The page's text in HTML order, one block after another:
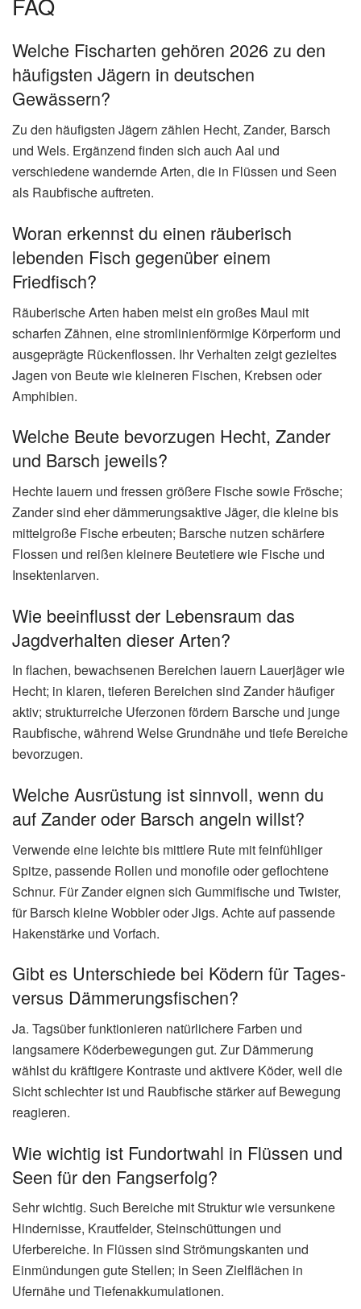
Welche Fischarten gehören 2026 zu den
häufigsten Jägern in deutschen
Gewässern?
Zu den häufigsten Jägern zählen Hecht, Zander, Barsch
und Wels. Ergänzend finden sich auch Aal und
verschiedene wandernde Arten, die in Flüssen und Seen
als Raubfische auftreten.
Woran erkennst du einen räuberisch
lebenden Fisch gegenüber einem
Friedfisch?
Räuberische Arten haben meist ein großes Maul mit
scharfen Zähnen, eine stromlinienförmige Körperform und
ausgeprägte Rückenflossen. Ihr Verhalten zeigt gezieltes
Jagen von Beute wie kleineren Fischen, Krebsen oder
Amphibien.
Welche Beute bevorzugen Hecht, Zander
und Barsch jeweils?
Hechte lauern und fressen größere Fische sowie Frösche;
Zander sind eher dämmerungsaktive Jäger, die kleine bis
mittelgroße Fische erbeuten; Barsche nutzen schärfere
Flossen und reißen kleinere Beutetiere wie Fische und
Insektenlarven.
Wie beeinflusst der Lebensraum das
Jagdverhalten dieser Arten?
In flachen, bewachsenen Bereichen lauern Lauerjäger wie
Hecht; in klaren, tieferen Bereichen sind Zander häufiger
aktiv; strukturreiche Uferzonen fördern Barsche und junge
Raubfische, während Welse Grundnähe und tiefe Bereiche
bevorzugen.
Welche Ausrüstung ist sinnvoll, wenn du
auf Zander oder Barsch angeln willst?
Verwende eine leichte bis mittlere Rute mit feinfühliger
Spitze, passende Rollen und monofile oder geflochtene
Schnur. Für Zander eignen sich Gummifische und Twister,
für Barsch kleine Wobbler oder Jigs. Achte auf passende
Hakenstärke und Vorfach.
Gibt es Unterschiede bei Ködern für Tages-
versus Dämmerungsfischen?
Ja. Tagsüber funktionieren natürlichere Farben und
langsamere Köderbewegungen gut. Zur Dämmerung
wählst du kräftigere Kontraste und aktivere Köder, weil die
Sicht schlechter ist und Raubfische stärker auf Bewegung
reagieren.
Wie wichtig ist Fundortwahl in Flüssen und
Seen für den Fangserfolg?
Sehr wichtig. Such Bereiche mit Struktur wie versunkene
Hindernisse, Krautfelder, Steinschüttungen und
Uferbereiche. In Flüssen sind Strömungskanten und
Einmündungen gute Stellen; in Seen Zielflächen in
Ufernähe und Tiefenakkumulationen.